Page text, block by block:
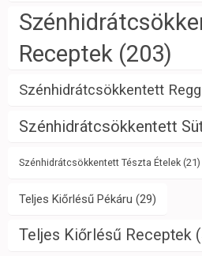
Receptek (203)
Szénhidrátcsökkentett
Szénhidrátcsökkentett
Szénhidrátcsökkentett Tészta Ételek (21)
Teljes Kiőrlésű Pékáru (29)
Teljes Kiőrlésű Receptek